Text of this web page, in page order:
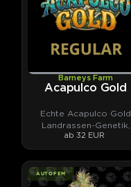
Barneys Farm
Acapulco Gold
Echte Acapulco Gold
Landrassen-Genetik,
stabilisiert.
ab 32 EUR
AUTOFEM